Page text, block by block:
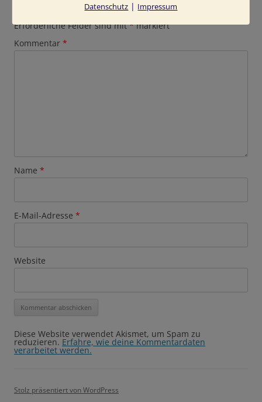
Erforderliche Felder sind mit*markiert
Kommentar *
Name *
E-Mail-Adresse *
Website
Diese Website verwendet Akismet, um Spam zu
reduzieren. Erfahre, wie deine Kommentardaten
verarbeitet werden.
Stolz präsentiert von WordPress
Datenschutz | Impressum